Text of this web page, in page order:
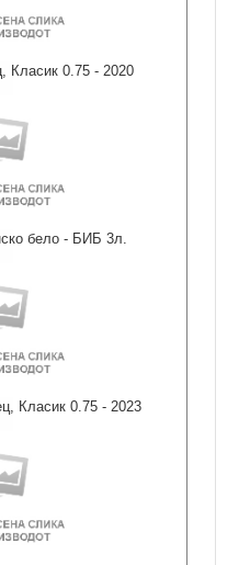
Класик 0.75 - 2020
бело - БИБ 3л.
Класик 0.75 - 2023